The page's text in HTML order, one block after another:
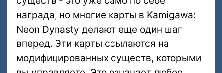
награда, но многие карты в Kamigawa:
Neon Dynasty делают еще один шаг
вперед. Эти карты ссылаются на
модифицированных существ, которыми